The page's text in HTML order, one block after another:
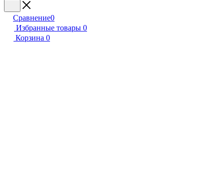
Сравнение0
Избранные товары 0
Корзина 0